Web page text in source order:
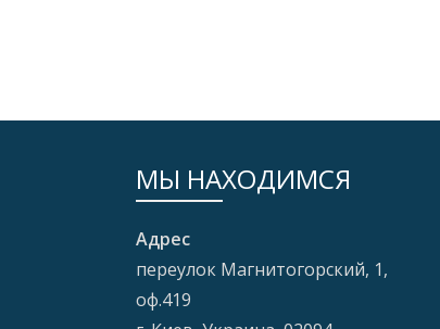
МЫ НАХОДИМСЯ
Адрес
переулок Магнитогорский, 1,
оф.419